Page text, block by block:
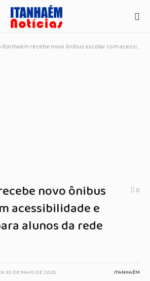
Itanhaém recebe novo ônibus escolar com acessibilidade e conforto para alunos da rede municipal
novo ônibus
acessibilidade e
alunos da rede
0
30 DE MAIO DE 2025 ITANHAÉM